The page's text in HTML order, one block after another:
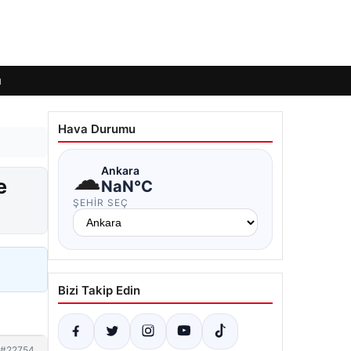
Hava Durumu
☁Ankara
NaN°C
ŞEHIR SEÇ
Bizi Takip Edin